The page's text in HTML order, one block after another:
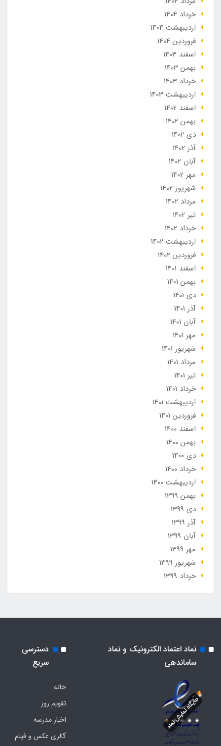
خرداد 1404
ارديبهشت 1404
فروردین 1404
اسفند 1403
بهمن 1403
خرداد 1403
ارديبهشت 1403
اسفند 1402
بهمن 1402
دی 1402
آذر 1402
آبان 1402
مهر 1402
شهریور 1402
مرداد 1402
تير 1402
خرداد 1402
ارديبهشت 1402
فروردین 1402
اسفند 1401
بهمن 1401
دی 1401
آذر 1401
آبان 1401
مهر 1401
شهریور 1401
مرداد 1401
تير 1401
خرداد 1401
ارديبهشت 1401
فروردین 1401
اسفند 1400
بهمن 1400
دی 1400
خرداد 1400
ارديبهشت 1400
بهمن 1399
دی 1399
آذر 1399
آبان 1399
مهر 1399
شهریور 1399
خرداد 1399
نماد اعتماد الکترونیک و نماد
ساماندهی
دسترسی
سریع
خانه
تقویم روز
اخبار مدرسه
گالری عکس و فیلم